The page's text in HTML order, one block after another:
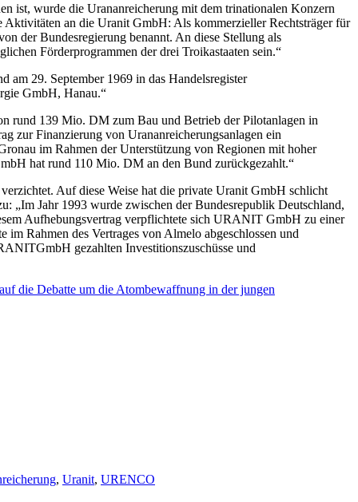
ist, wurde die Urananreicherung mit dem trinationalen Konzern
an die Uranit GmbH: Als kommerzieller Rechtsträger für
der Bundesregierung benannt. An diese Stellung als
Förderprogrammen der drei Troikastaaten sein.“
29. September 1969 in das Handelsregister
GmbH, Hanau.“
rund 139 Mio. DM zum Bau und Betrieb der Pilotanlagen in
zur Finanzierung von Urananreicherungsanlagen ein
im Rahmen der Unterstützung von Regionen mit hoher
hat rund 110 Mio. DM an den Bund zurückgezahlt.“
Auf diese Weise hat die private Uranit GmbH schlicht
„Im Jahr 1993 wurde zwischen der Bundesrepublik Deutschland,
Aufhebungsvertrag verpflichtete sich URANIT GmbH zu einer
Rahmen des Vertrages von Almelo abgeschlossen und
gezahlten Investitionszuschüsse und
die Debatte um die Atombewaffnung in der jungen
, Uranit, URENCO